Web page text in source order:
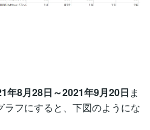
年8月28日～2021年9月20日 ま
フにすると、下図のようにな